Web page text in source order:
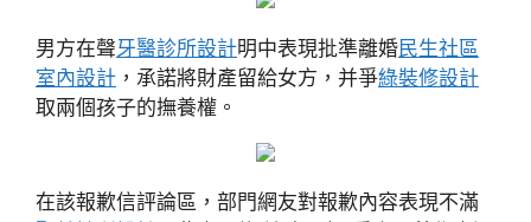
男方在聲牙醫診所設計明中表現批準離婚民生社區
室內設計 ，承諾將財產留給女方，并爭綠裝修設計
取兩個孩子的撫養權。
在該報歉信評論區，部門網友對報歉內容表現不滿